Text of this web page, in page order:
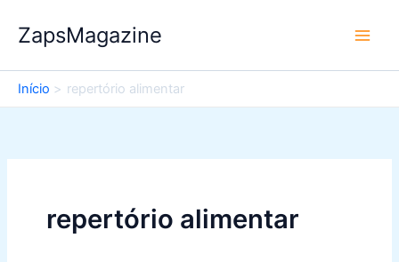
para
conteúdo
ZapsMagazine
Início repertório alimentar
repertório alimentar